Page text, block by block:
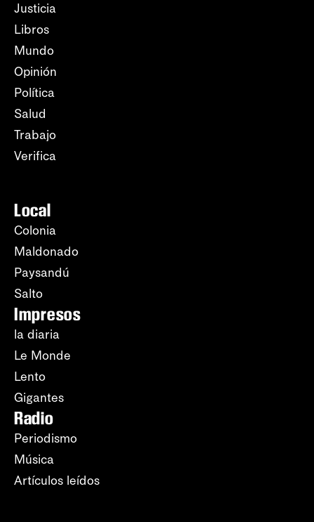
Justicia
Libros
Mundo
Opinión
Política
Salud
Trabajo
Verifica
Local
Colonia
Maldonado
Paysandú
Salto
Impresos
la diaria
Le Monde
Lento
Gigantes
Radio
Periodismo
Música
Artículos leídos